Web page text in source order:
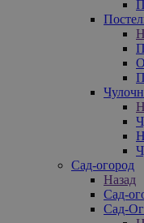
Сад-огород
Назад
Сад-
Сад-